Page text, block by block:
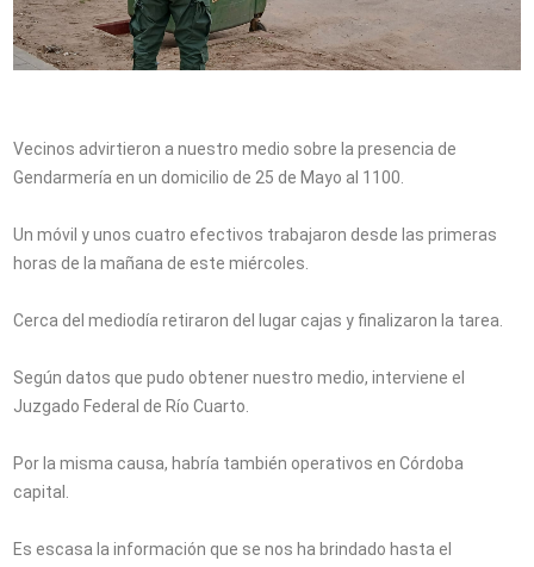
Vecinos advirtieron a nuestro medio sobre la presencia de
Gendarmería en un domicilio de 25 de Mayo al 1100.
Un móvil y unos cuatro efectivos trabajaron desde las primeras
horas de la mañana de este miércoles.
Cerca del mediodía retiraron del lugar cajas y finalizaron la tarea.
Según datos que pudo obtener nuestro medio, interviene el
Juzgado Federal de Río Cuarto.
Por la misma causa, habría también operativos en Córdoba
capital.
Es escasa la información que se nos ha brindado hasta el